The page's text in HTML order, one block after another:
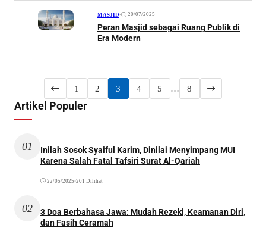
MASJID • 20/07/2025
Peran Masjid sebagai Ruang Publik di
Era Modern
1 2 3 4 5 … 8
Artikel Populer
01
Inilah Sosok Syaiful Karim, Dinilai Menyimpang MUI
Karena Salah Fatal Tafsiri Surat Al-Qariah
22/05/2025 •201 Dilihat
02
3 Doa Berbahasa Jawa: Mudah Rezeki, Keamanan Diri,
dan Fasih Ceramah